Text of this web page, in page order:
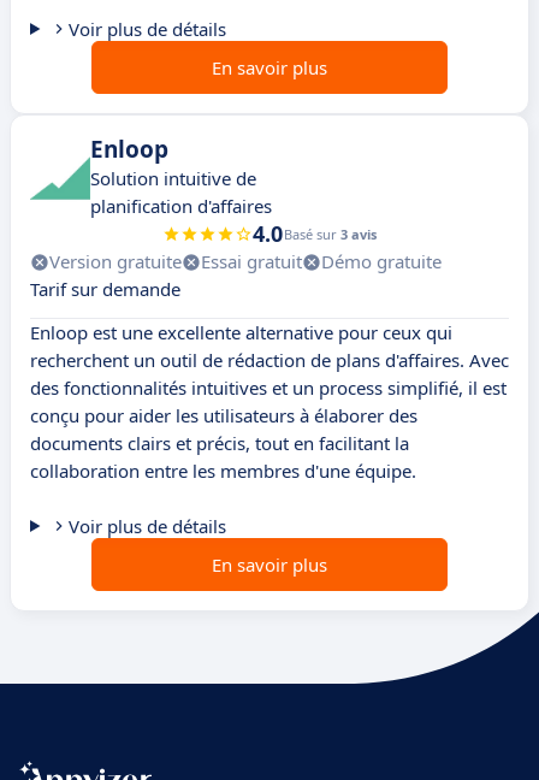
Voir plus de détails
En savoir plus
Enloop
Solution intuitive de
planification d'affaires
4.0Basé sur 3 avis
Version gratuite Essai gratuit
Démo gratuite
Tarif sur demande
Enloop est une excellente alternative pour ceux qui
recherchent un outil de rédaction de plans d'affaires. Avec
des fonctionnalités intuitives et un process simplifié, il est
conçu pour aider les utilisateurs à élaborer des
documents clairs et précis, tout en facilitant la
collaboration entre les membres d'une équipe.
Voir plus de détails
En savoir plus